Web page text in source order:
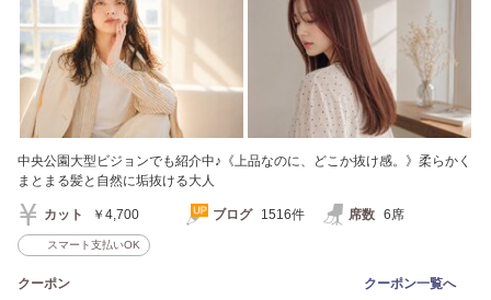
中央公園大型ビジョンでも紹介中♪《上品なのに、どこか抜け感。》柔らかく
まとまる髪と自然に垢抜ける大人
カット ￥4,700 ブログ 1516件 席数 6席
スマート支払いOK
クーポン クーポン一覧へ